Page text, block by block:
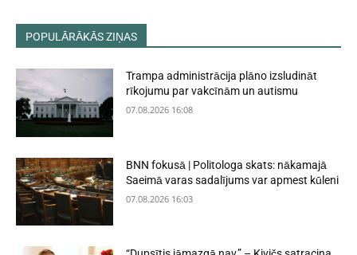
POPULĀRĀKĀS ZIŅAS
Trampa administrācija plāno izsludināt
rīkojumu par vakcīnām un autismu
07.08.2026 16:08
BNN fokusā | Politologa skats: nākamajā
Saeimā varas sadalījums var apmest kūleni
07.08.2026 16:03